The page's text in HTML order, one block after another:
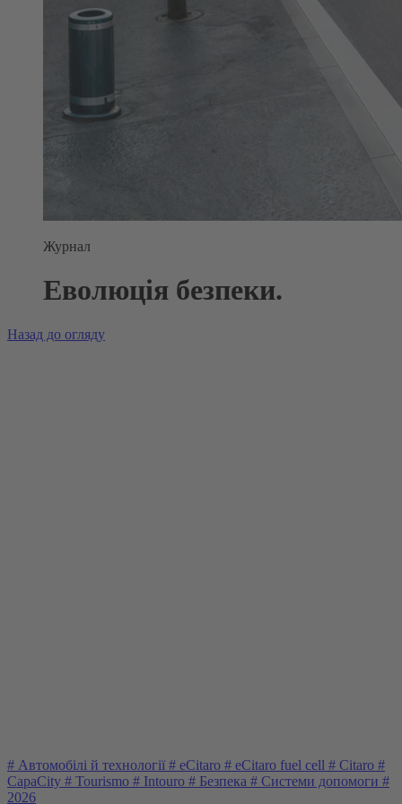
Журнал
Еволюція безпеки.
Назад до огляду
# Автомобілі й технології # eCitaro # eCitaro fuel cell # Citaro #
CapaCity # Tourismo # Intouro # Безпека # Системи допомоги #
2026